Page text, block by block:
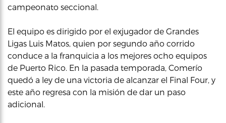
campeonato seccional.
El equipo es dirigido por el exjugador de Grandes
Ligas Luis Matos, quien por segundo año corrido
conduce a la franquicia a los mejores ocho equipos
de Puerto Rico. En la pasada temporada, Comerío
quedó a ley de una victoria de alcanzar el Final Four, y
este año regresa con la misión de dar un paso
adicional.